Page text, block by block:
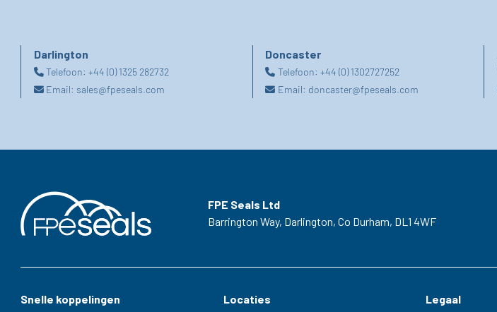
Darlington
Telefoon:+44 (0) 1325 282732
Email: sales@fpeseals.com
Doncaster
Telefoon: +44 (0) 1302727252
Email: doncaster@fpeseals.com
FPE Seals Ltd
Barrington Way, Darlington, Co Durham, DL1 4WF
Snelle koppelingen Locaties Legaal